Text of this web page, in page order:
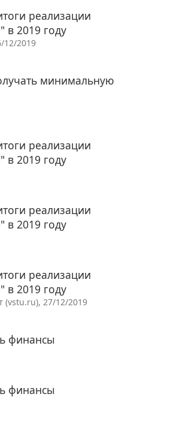
реализации
в 2019 году
12/2019
минимальную
реализации
в 2019 году
реализации
в 2019 году
реализации
в 2019 году
(vstu.ru), 27/12/2019
финансы
финансы